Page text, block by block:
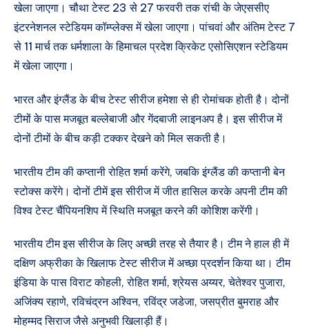
खेला जाएगा। चौथा टेस्ट 23 से 27 फरवरी तक रांची के जेएससीए
इंटरनेशनल स्टेडियम कॉम्प्लेक्स में खेला जाएगा। पांचवां और अंतिम टेस्ट 7
से 11 मार्च तक धर्मशाला के हिमाचल प्रदेश क्रिकेट एसोसिएशन स्टेडियम
में खेला जाएगा।
भारत और इंग्लैंड के बीच टेस्ट सीरीज हमेशा से ही रोमांचक होती है। दोनों
टीमों के पास मजबूत बल्लेबाजी और गेंदबाजी लाइनअप है। इस सीरीज में
दोनों टीमों के बीच कड़ी टक्कर देखने को मिल सकती है।
भारतीय टीम की कप्तानी रोहित शर्मा करेंगे, जबकि इंग्लैंड की कप्तानी बेन
स्टोक्स करेंगे। दोनों टीमें इस सीरीज में जीत हासिल करके अपनी टीम की
विश्व टेस्ट चैंपियनशिप में स्थिति मजबूत करने की कोशिश करेंगी।
भारतीय टीम इस सीरीज के लिए अच्छी तरह से तैयार है। टीम ने हाल ही में
दक्षिण अफ्रीका के खिलाफ टेस्ट सीरीज में अच्छा प्रदर्शन किया था। टीम
इंडिया के पास विराट कोहली, रोहित शर्मा, श्रेयस अय्यर, चेतेश्वर पुजारा,
अजिंक्य रहाणे, रविचंद्रन अश्विन, रविंद्र जडेजा, जसप्रीत बुमराह और
मोहम्मद सिराज जैसे अनुभवी खिलाड़ी हैं।